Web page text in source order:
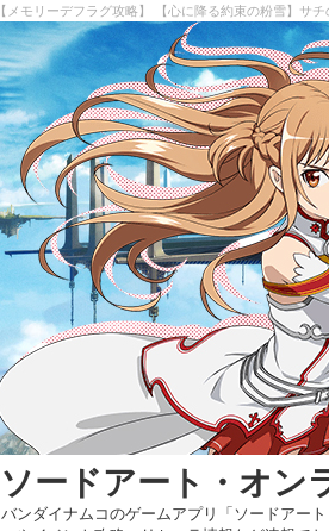
【メモリーデフラグ攻略】 【心に降る約束の粉雪】
ソードアート・オ
バンダイナムコのゲームアプリ「ソードアー